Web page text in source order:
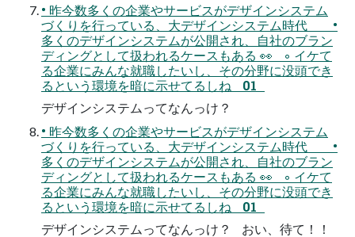
• 昨今数多くの企業やサービスがデザインシステム
づくりを行っている、大デザインシステム時代 •
多くのデザインシステムが公開され、自社のブラン
ディングとして扱われるケースもある 👀 ◦ イケて
る企業にみんな就職したいし、その分野に没頭でき
るという環境を暗に示せてるしね 01
デザインシステムってなんっけ？
• 昨今数多くの企業やサービスがデザインシステム
づくりを行っている、大デザインシステム時代 •
多くのデザインシステムが公開され、自社のブラン
ディングとして扱われるケースもある 👀 ◦ イケて
る企業にみんな就職したいし、その分野に没頭でき
るという環境を暗に示せてるしね 01
デザインシステムってなんっけ？ おい、待て！！